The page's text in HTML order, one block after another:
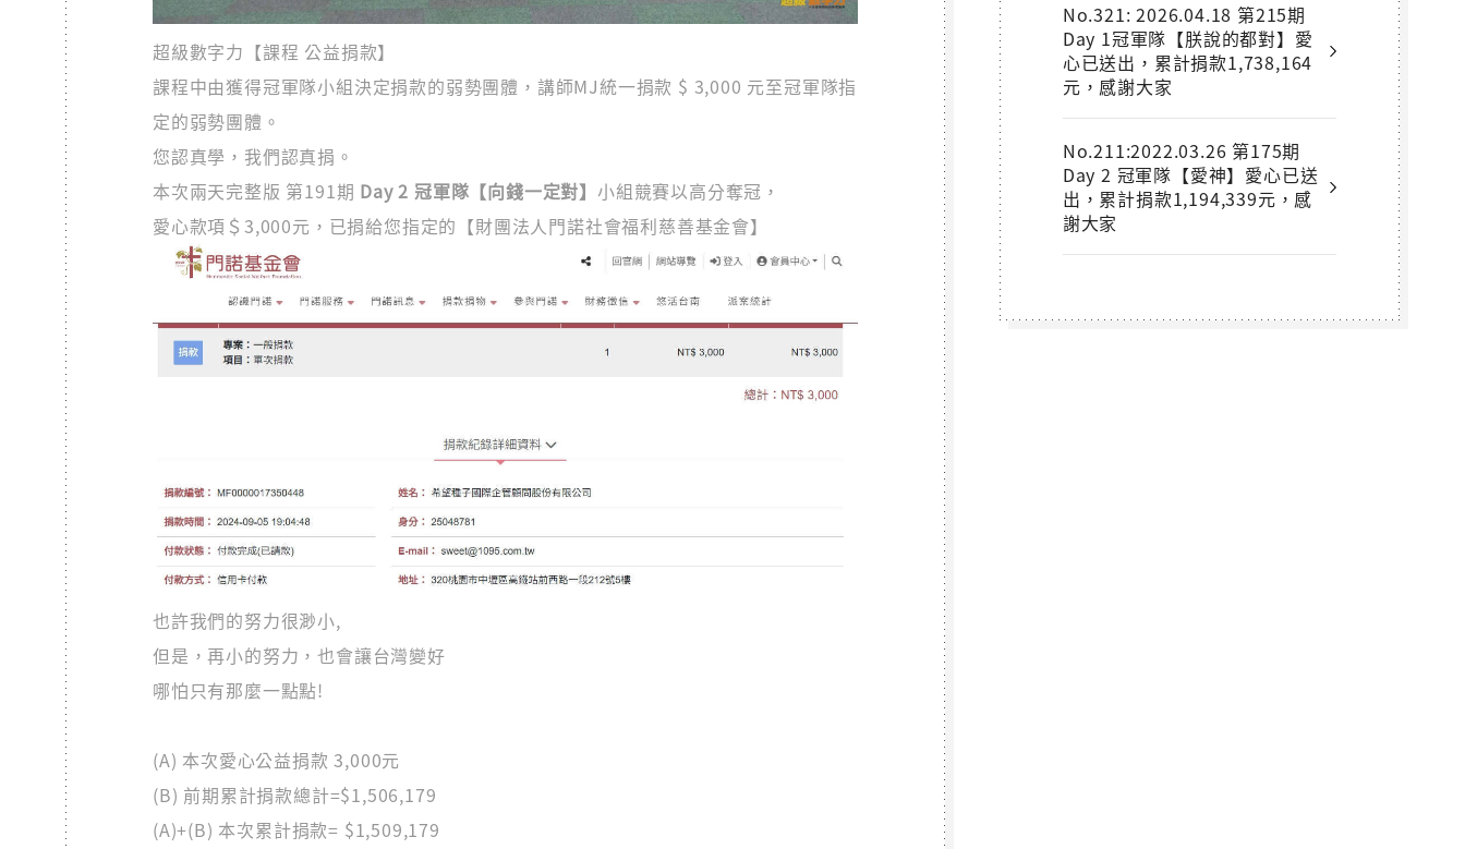
超級數字力【課程 公益捐款】
課程中由獲得冠軍隊小組決定捐款的弱勢團體，講師MJ統一捐款 $ 3,000 元至冠軍隊指
定的弱勢團體。
您認真學，我們認真捐。
本次兩天完整版 第191期 Day 2 冠軍隊【向錢一定對】 小組競賽以高分奪冠，
愛心款項＄3,000元，已捐給您指定的【財團法人門諾社會福利慈善基金會】
也許我們的努力很渺小,
但是，再小的努力，也會讓台灣變好
哪怕只有那麼一點點!
(A) 本次愛心公益捐款 3,000元
(B) 前期累計捐款總計=$1,506,179
(A)+(B) 本次累計捐款= $1,509,179
No.321: 2026.04.18 第215期
Day 1冠軍隊【朕說的都對】愛
心已送出，累計捐款1,738,164
元，感謝大家
No.211:2022.03.26 第175期
Day 2 冠軍隊【愛神】愛心已送
出，累計捐款1,194,339元，感
謝大家